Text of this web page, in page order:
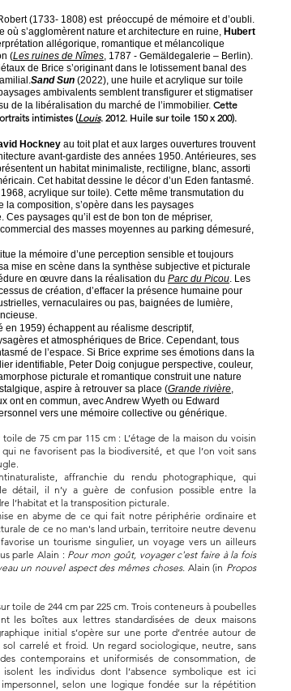
(1733- 1808) est préoccupé de mémoire et d’oubli.
où s’agglomèrent nature et architecture en ruine, Hubert
allégorique, romantique et mélancolique
(Les ruines de Nîmes, 1787 - Gemäldegalerie – Berlin).
de Brice s’originant dans le lotissement banal des
Sand Sun (2022), une huile et acrylique sur toile
ambivalents semblent transfigurer et stigmatiser
de la libéralisation du marché de l’immobilier. Cette
intimistes (Louis. 2012. Huile sur toile 150 x 200).
Hockney au toit plat et aux larges ouvertures trouvent
avant-gardiste des années 1950. Antérieures, ses
un habitat minimaliste, rectiligne, blanc, assorti
Cet habitat dessine le décor d’un Eden fantasmé.
1968, acrylique sur toile). Cette même transmutation du
la composition, s’opère dans les paysages
paysages qu’il est de bon ton de mépriser,
des masses moyennes au parking démesuré,
la mémoire d’une perception sensible et toujours
mise en scène dans la synthèse subjective et picturale
en œuvre dans la réalisation du Parc du Picou. Les
de création, d’effacer la présence humaine pour
vernaculaires ou pas, baignées de lumière,
en 1959) échappent au réalisme descriptif,
et atmosphériques de Brice. Cependant, tous
de l’espace. Si Brice exprime ses émotions dans la
identifiable, Peter Doig conjugue perspective, couleur,
picturale et romantique construit une nature
aspire à retrouver sa place (Grande rivière,
ont en commun, avec Andrew Wyeth ou Edward
vers une mémoire collective ou générique.
de 75 cm par 115 cm : L’étage de la maison du voisin
ne favorisent pas la biodiversité, et que l’on voit sans
affranchie du rendu photographique, qui
détail, il n’y a guère de confusion possible entre la
l’habitat et la transposition picturale.
en abyme de ce qui fait notre périphérie ordinaire et
de ce no man's land urbain, territoire neutre devenu
un tourisme singulier, un voyage vers un ailleurs
parle Alain : Pour mon goût, voyager c'est faire à la fois
un nouvel aspect des mêmes choses. Alain (in Propos
toile de 244 cm par 225 cm. Trois conteneurs à poubelles
les boîtes aux lettres standardisées de deux maisons
initial s’opère sur une porte d’entrée autour de
carrelé et froid. Un regard sociologique, neutre, sans
contemporains et uniformisés de consommation, de
les individus dont l’absence symbolique est ici
selon une logique fondée sur la répétition